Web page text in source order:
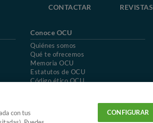
CONTACTAR REVISTAS
Conoce OCU
Quiénes somos
Qué te ofrecemos
Memoria OCU
Estatutos de OCU
Código ético OCU
Uso del nombre y de los signos de OCU
con tus
CONFIGURAR